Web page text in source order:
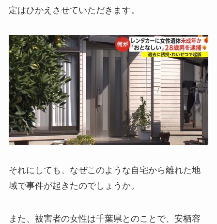
定はひかえさせていただきます。
それにしても、なぜこのような自宅から離れた地
域で事件が起きたのでしょうか。
また、被害者の女性は千葉県とのことで、安栖容